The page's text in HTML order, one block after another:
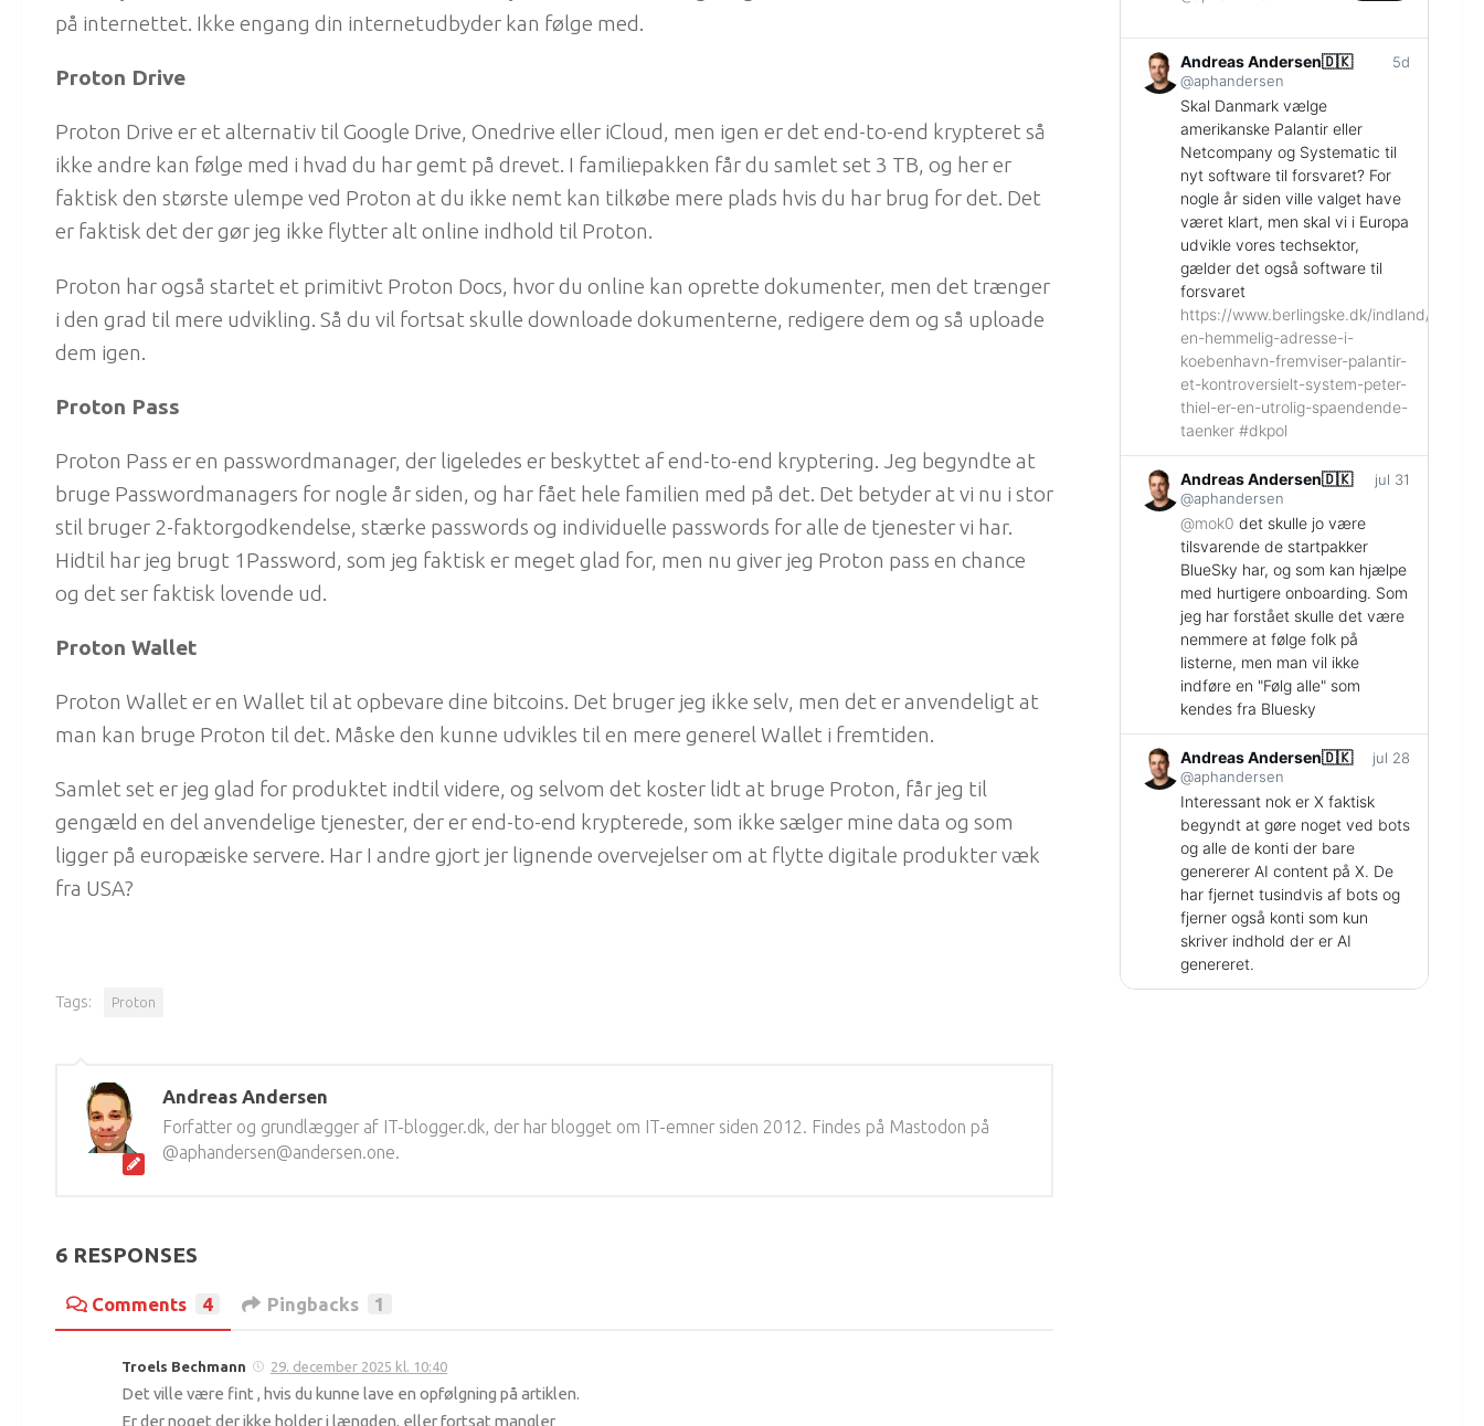
på internettet. Ikke engang din internetudbyder kan følge med.
Proton Drive
Proton Drive er et alternativ til Google Drive, Onedrive eller iCloud, men igen er det end-to-end krypteret så
ikke andre kan følge med i hvad du har gemt på drevet. I familiepakken får du samlet set 3 TB, og her er
faktisk den største ulempe ved Proton at du ikke nemt kan tilkøbe mere plads hvis du har brug for det. Det
er faktisk det der gør jeg ikke flytter alt online indhold til Proton.
Proton har også startet et primitivt Proton Docs, hvor du online kan oprette dokumenter, men det trænger
i den grad til mere udvikling. Så du vil fortsat skulle downloade dokumenterne, redigere dem og så uploade
dem igen.
Proton Pass
Proton Pass er en passwordmanager, der ligeledes er beskyttet af end-to-end kryptering. Jeg begyndte at
bruge Passwordmanagers for nogle år siden, og har fået hele familien med på det. Det betyder at vi nu i stor
stil bruger 2-faktorgodkendelse, stærke passwords og individuelle passwords for alle de tjenester vi har.
Hidtil har jeg brugt 1Password, som jeg faktisk er meget glad for, men nu giver jeg Proton pass en chance
og det ser faktisk lovende ud.
Proton Wallet
Proton Wallet er en Wallet til at opbevare dine bitcoins. Det bruger jeg ikke selv, men det er anvendeligt at
man kan bruge Proton til det. Måske den kunne udvikles til en mere generel Wallet i fremtiden.
Samlet set er jeg glad for produktet indtil videre, og selvom det koster lidt at bruge Proton, får jeg til
gengæld en del anvendelige tjenester, der er end-to-end krypterede, som ikke sælger mine data og som
ligger på europæiske servere. Har I andre gjort jer lignende overvejelser om at flytte digitale produkter væk
fra USA?
Tags: Proton
Andreas Andersen
Forfatter og grundlægger af IT-blogger.dk, der har blogget om IT-emner siden 2012. Findes på Mastodon på
@aphandersen@andersen.one.
6 RESPONSES
Comments 4 Pingbacks 1
Troels Bechmann 29. december 2025 kl. 10:40
Det ville være fint , hvis du kunne lave en opfølgning på artiklen.
Er der noget der ikke holder i længden, eller fortsat mangler
Andreas Andersen🇩🇰
@aphandersen
5d
Skal Danmark vælge
amerikanske Palantir eller
Netcompany og Systematic til
nyt software til forsvaret? For
nogle år siden ville valget have
været klart, men skal vi i Europa
udvikle vores techsektor,
gælder det også software til
forsvaret
https://www. berlingske.dk/indland/paa-
en-hemmelig-adresse-i-
koebenhavn-fremviser-palantir-
et-kontroversielt-system-peter-
thiel-er-en-utrolig-spaendende-
taenker #dkpol
Andreas Andersen🇩🇰
@aphandersen
jul 31
@mok0 det skulle jo være
tilsvarende de startpakker
BlueSky har, og som kan hjælpe
med hurtigere onboarding. Som
jeg har forstået skulle det være
nemmere at følge folk på
listerne, men man vil ikke
indføre en "Følg alle" som
kendes fra Bluesky
Andreas Andersen🇩🇰
@aphandersen
jul 28
Interessant nok er X faktisk
begyndt at gøre noget ved bots
og alle de konti der bare
genererer AI content på X. De
har fjernet tusindvis af bots og
fjerner også konti som kun
skriver indhold der er AI
genereret.